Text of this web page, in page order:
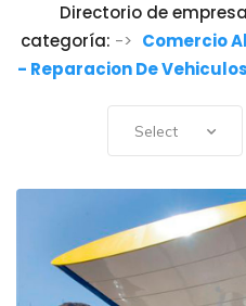
Directorio de
categoría: -> Comercio
- Reparacion De
Select